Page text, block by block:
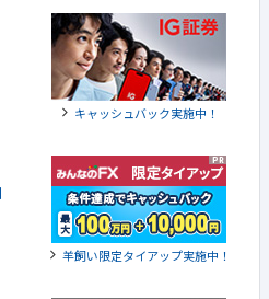
キャッシュバック実施中！
羊飼い限定タイアップ実施中！